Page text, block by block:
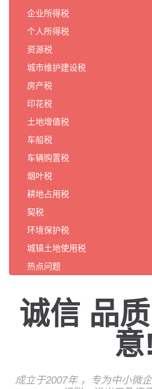
企业所得税
个人所得税
资源税
城市维护建设税
房产税
印花税
土地增值税
车船税
车辆购置税
烟叶税
耕地占用税
契税
环境保护税
城镇土地使用税
热点问题
诚信 品
意!
成立于2007年 ，专为中小微